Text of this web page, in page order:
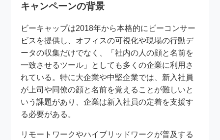
キャンペーンの背景
ビーキャップは2018年から本格的にビーコンサー
ビスを提供し、オフィスの可視化や現場の行動デ
ータの収集だけでなく、「社内の人の顔と名前を
一致させるツール」としても多くの企業に利用さ
れている。特に大企業や中堅企業では、新入社員
が上司や同僚の顔と名前を覚えることが難しいと
いう課題があり、企業は新入社員の定着を支援す
る必要がある。
リモートワークやハイブリッドワークが普及する